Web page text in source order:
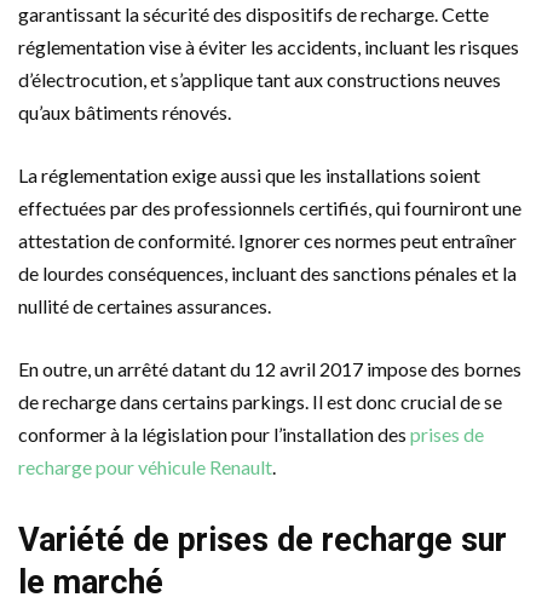
garantissant la sécurité des dispositifs de recharge. Cette
réglementation vise à éviter les accidents, incluant les risques
d’électrocution, et s’applique tant aux constructions neuves
qu’aux bâtiments rénovés.
La réglementation exige aussi que les installations soient
effectuées par des professionnels certifiés, qui fourniront une
attestation de conformité. Ignorer ces normes peut entraîner
de lourdes conséquences, incluant des sanctions pénales et la
nullité de certaines assurances.
En outre, un arrêté datant du 12 avril 2017 impose des bornes
de recharge dans certains parkings. Il est donc crucial de se
conformer à la législation pour l’installation des prises de
recharge pour véhicule Renault
Variété de prises de recharge sur
le marché